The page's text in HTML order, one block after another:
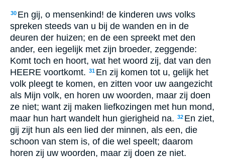
30 En gij, o mensenkind! de kinderen uws volks
spreken steeds van u bij de wanden en in de
deuren der huizen; en de een spreekt met den
ander, een iegelijk met zijn broeder, zeggende:
Komt toch en hoort, wat het woord zij, dat van den
HEERE voortkomt. 31 En zij komen tot u, gelijk het
volk pleegt te komen, en zitten voor uw aangezicht
als Mijn volk, en horen uw woorden, maar zij doen
ze niet; want zij maken liefkozingen met hun mond,
maar hun hart wandelt hun gierigheid na. 32 En ziet,
gij zijt hun als een lied der minnen, als een, die
schoon van stem is, of die wel speelt; daarom
horen zij uw woorden, maar zij doen ze niet.